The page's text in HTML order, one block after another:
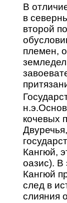
В
в
второй
племен,
кочевых
Кангюй,
оазис). В
Кангюй
след в
слияния